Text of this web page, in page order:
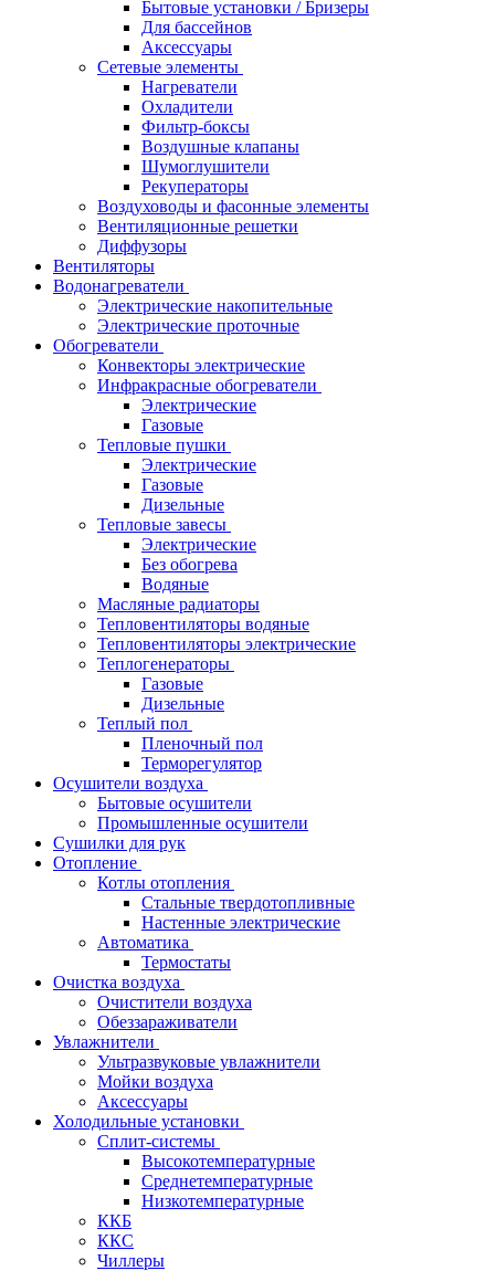
Бытовые установки / Бризеры
Для бассейнов
Аксессуары
Сетевые элементы
Нагреватели
Охладители
Фильтр-боксы
Воздушные клапаны
Шумоглушители
Рекуператоры
Воздуховоды и фасонные элементы
Вентиляционные решетки
Диффузоры
Вентиляторы
Водонагреватели
Электрические накопительные
Электрические проточные
Обогреватели
Конвекторы электрические
Инфракрасные обогреватели
Электрические
Газовые
Тепловые пушки
Электрические
Газовые
Дизельные
Тепловые завесы
Электрические
Без обогрева
Водяные
Масляные радиаторы
Тепловентиляторы водяные
Тепловентиляторы электрические
Теплогенераторы
Газовые
Дизельные
Теплый пол
Пленочный пол
Терморегулятор
Осушители воздуха
Бытовые осушители
Промышленные осушители
Сушилки для рук
Отопление
Котлы отопления
Стальные твердотопливные
Настенные электрические
Автоматика
Термостаты
Очистка воздуха
Очистители воздуха
Обеззараживатели
Увлажнители
Ультразвуковые увлажнители
Мойки воздуха
Аксессуары
Холодильные установки
Сплит-системы
Высокотемпературные
Среднетемпературные
Низкотемпературные
ККБ
ККС
Чиллеры